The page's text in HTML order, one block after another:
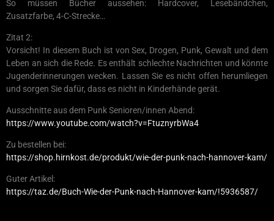
So müssen Bücher aussehen: Hardcover, Lesebändchen,
Zusatzfarbe, 4-C-Strecke…
Zitat 2:
Vorsicht! In diesem Buch ist von Sex, Drogen, Punk, Gewalt und dem
Leben an sich die Rede. Es enthält schlechte Nachrichten und könnte
Jugenderinnerungen wecken. Lassen Sie es nicht offen herumliegen
und sorgen Sie dafür, dass es nicht in Kinderhände gerät.
Ausschnitte aus dem Punk Senioren/innen Abend:
https://www.youtube.com/watch?v=FtuznyrbWa4
Zu bestellen bei:
https://shop.hirnkost.de/produkt/wie-der-punk-nach-hannover-kam/
Guter Artikel:
https://taz.de/Buch-Wie-der-Punk-nach-Hannover-kam/!5936587/